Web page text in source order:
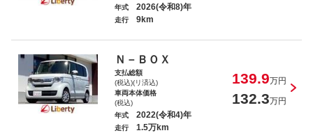
年式 2026(令和8)年
走行 9km
Ｎ－ＢＯＸ
支払総額
(税込)(リ済込)
139.9万円
車両本体価格
(税込)
132.3万円
年式 2022(令和4)年
走行 1.5万km